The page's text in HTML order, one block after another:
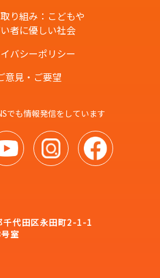
り組み：こどもや
者に優しい社会
バシーポリシー
意見・ご要望
でも情報発信をしています
代田区永田町2-1-1
室